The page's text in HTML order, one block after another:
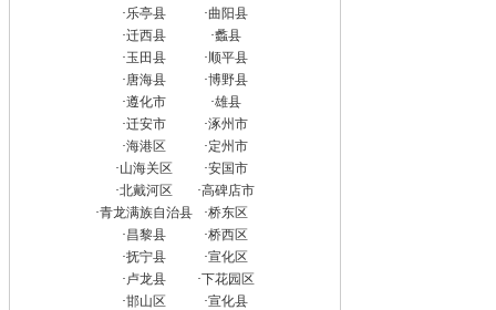
·乐亭县 ·曲阳县
·迁西县 ·蠡县
·玉田县 ·顺平县
·唐海县 ·博野县
·遵化市 ·雄县
·迁安市 ·涿州市
·海港区 ·定州市
·山海关区 ·安国市
·北戴河区 ·高碑店市
·青龙满族自治县 ·桥东区
·昌黎县 ·桥西区
·抚宁县 ·宣化区
·卢龙县 ·下花园区
·邯山区 ·宣化县